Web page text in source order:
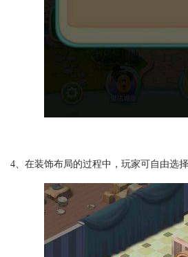
4、在装饰布局的过程中，玩家可自由选